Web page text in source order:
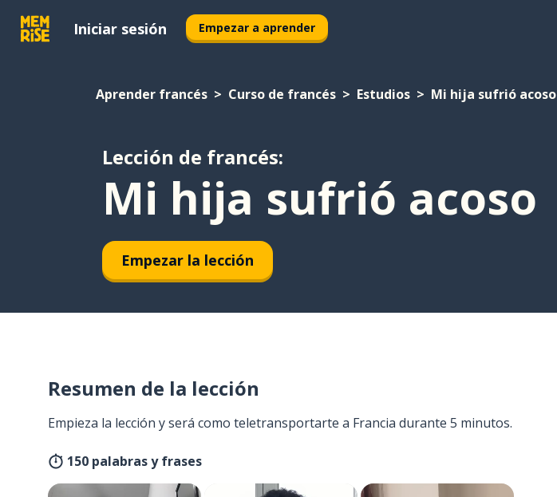
Iniciar sesión Empezar a aprender
Aprender francés Curso de francés Estudios Mi hija sufrió acoso
Lección de francés:
Mi hija sufrió acoso
Empezar la lección
Resumen de la lección
Empieza la lección y será como teletransportarte a Francia durante 5 minutos.
150 palabras y frases